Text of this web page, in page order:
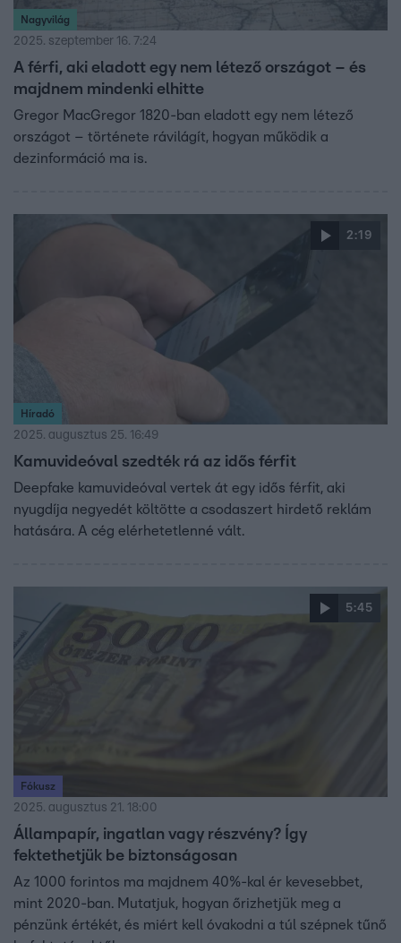
Nagyvilág
2025. szeptember 16. 7:24
A férfi, aki eladott egy nem létező országot – és
majdnem mindenki elhitte
Gregor MacGregor 1820-ban eladott egy nem létező
országot – története rávilágít, hogyan működik a
dezinformáció ma is.
2:19
Híradó
2025. augusztus 25. 16:49
Kamuvideóval szedték rá az idős férfit
Deepfake kamuvideóval vertek át egy idős férfit, aki
nyugdíja negyedét költötte a csodaszert hirdető reklám
hatására. A cég elérhetetlenné vált.
5:45
Fókusz
2025. augusztus 21. 18:00
Állampapír, ingatlan vagy részvény? Így
fektethetjük be biztonságosan
Az 1000 forintos ma majdnem 40%-kal ér kevesebbet,
mint 2020-ban. Mutatjuk, hogyan őrizhetjük meg a
pénzünk értékét, és miért kell óvakodni a túl szépnek tűnő